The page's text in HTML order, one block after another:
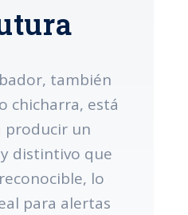
también
chicharra, está
producir un
distintivo que
lo
para alertas